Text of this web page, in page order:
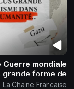
Guerre mondiale
grande forme de
de l'human
La Chaine Francaise